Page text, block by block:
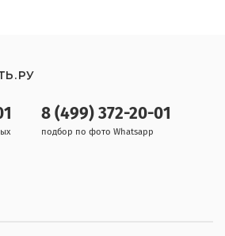
8 (499) 372-20-01
подбор по фото Whatsapp